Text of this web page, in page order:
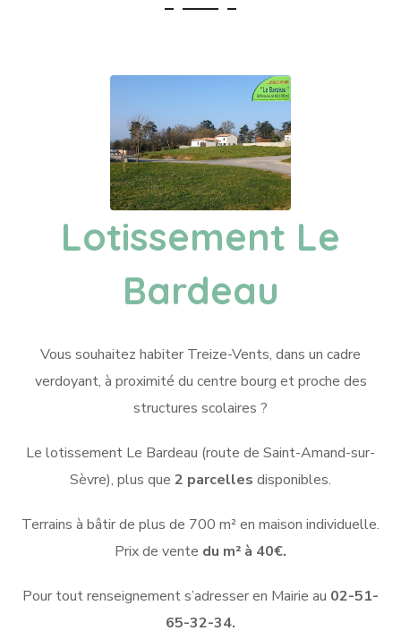
Lotissement Le
Bardeau
Vous souhaitez habiter Treize-Vents, dans un cadre
verdoyant, à proximité du centre bourg et proche des
structures scolaires ?
Le lotissement Le Bardeau (route de Saint-Amand-sur-
Sèvre), plus que 2 parcelles disponibles.
Terrains à bâtir de plus de 700 m² en maison individuelle.
Prix de vente du m² à 40€.
Pour tout renseignement s’adresser en Mairie au 02-51-
65-32-34.